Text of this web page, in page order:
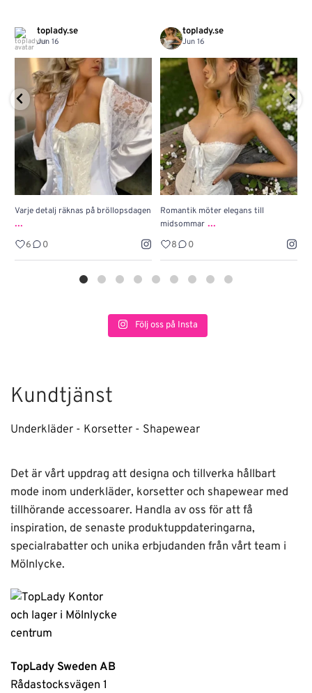
toplady.se
Jun 16
Varje detalj räknas på bröllopsdagen
...
6 0
toplady.se
Jun 16
Romantik möter elegans till
midsommar ...
8 0
Följ oss på Insta
Kundtjänst
Underkläder - Korsetter - Shapewear
Det är vårt uppdrag att designa och tillverka hållbart
mode inom underkläder, korsetter och shapewear med
tillhörande accessoarer. Handla av oss för att få
inspiration, de senaste produktuppdateringarna,
specialrabatter och unika erbjudanden från vårt team i
Mölnlycke.
TopLady Sweden AB
Rådastocksvägen 1